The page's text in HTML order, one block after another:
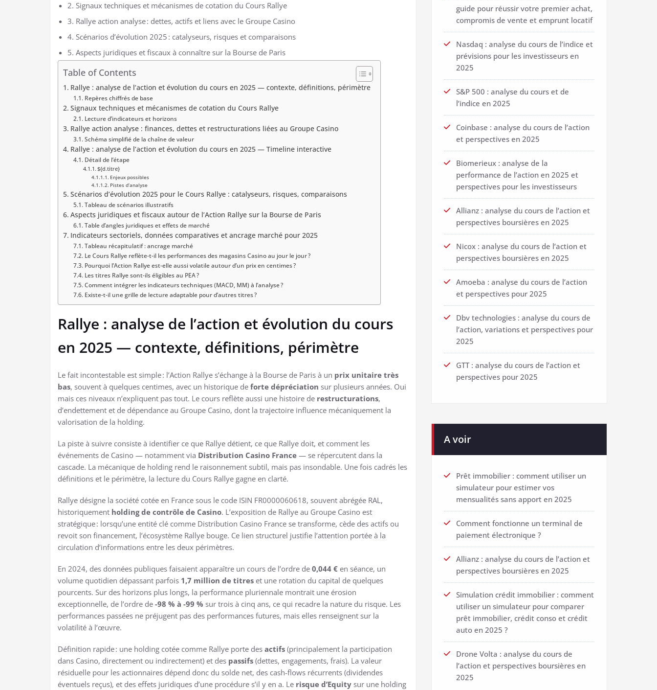
2. Signaux techniques et mécanismes de cotation du Cours Rallye
3. Rallye action analyse : dettes, actifs et liens avec le Groupe Casino
4. Scénarios d’évolution 2025 : catalyseurs, risques et comparaisons
5. Aspects juridiques et fiscaux à connaître sur la Bourse de Paris
Table of Contents
Rallye : analyse de l’action et évolution du cours en 2025 — contexte, définitions, périmètre
Repères chiffrés de base
Signaux techniques et mécanismes de cotation du Cours Rallye
Lecture d’indicateurs et horizons
Rallye action analyse : finances, dettes et restructurations liées au Groupe Casino
Schéma simplifié de la chaîne de valeur
Rallye : analyse de l’action et évolution du cours en 2025 — Timeline interactive
Détail de l’étape
${d.titre}
Enjeux possibles
Pistes d’analyse
Scénarios d’évolution 2025 pour le Cours Rallye : catalyseurs, risques, comparaisons
Tableau de scénarios illustratifs
Aspects juridiques et fiscaux autour de l’Action Rallye sur la Bourse de Paris
Table d’angles juridiques et effets de marché
Indicateurs sectoriels, données comparatives et ancrage marché pour 2025
Tableau récapitulatif : ancrage marché
Le Cours Rallye reflète-t-il les performances des magasins Casino au jour le jour ?
Pourquoi l’Action Rallye est-elle aussi volatile autour d’un prix en centimes ?
Les titres Rallye sont-ils éligibles au PEA ?
Comment intégrer les indicateurs techniques (MACD, MM) à l’analyse ?
Existe-t-il une grille de lecture adaptable pour d’autres titres ?
Rallye : analyse de l’action et évolution du cours
en 2025 — contexte, définitions, périmètre
Le fait incontestable est simple : l’Action Rallye s’échange à la Bourse de Paris à un prix unitaire très
bas, souvent à quelques centimes, avec un historique de forte dépréciation sur plusieurs années. Oui
mais ces niveaux n’expliquent pas tout. Le cours reflète aussi une histoire de restructurations,
d’endettement et de dépendance au Groupe Casino, dont la trajectoire influence mécaniquement la
valorisation de la holding.
La piste à suivre consiste à identifier ce que Rallye détient, ce que Rallye doit, et comment les
événements de Casino — notamment via Distribution Casino France — se répercutent dans la
cascade. La mécanique de holding rend le raisonnement subtil, mais pas insondable. Une fois cadrés les
définitions et le périmètre, la lecture du Cours Rallye gagne en clarté.
Rallye désigne la société cotée en France sous le code ISIN FR0000060618, souvent abrégée RAL,
historiquement holding de contrôle de Casino. L’exposition de Rallye au Groupe Casino est
stratégique : lorsqu’une entité clé comme Distribution Casino France se transforme, cède des actifs ou
revoit son financement, l’écosystème Rallye bouge. Ce lien structurel justifie l’attention portée à la
circulation d’informations entre les deux périmètres.
En 2024, des données publiques faisaient apparaître un cours de l’ordre de 0,044 € en séance, un
volume quotidien dépassant parfois 1,7 million de titres et une rotation du capital de quelques
pourcents. Sur des horizons plus longs, la performance pluriennale montrait une érosion
exceptionnelle, de l’ordre de -98 % à -99 % sur trois à cinq ans, ce qui recadre la nature du risque. Les
performances passées ne préjugent pas des performances futures, mais elles renseignent sur la
volatilité à l’œuvre.
Définition rapide : une holding cotée comme Rallye porte des actifs (principalement la participation
dans Casino, directement ou indirectement) et des passifs (dettes, engagements, frais). La valeur
résiduelle pour les actionnaires dépend donc du solde net, des cash-flows récurrents (dividendes
éventuels reçus), et des effets juridiques d’une procédure s’il y en a. Le risque d’Equity sur une holding
guide pour réussir votre premier achat,
compromis de vente et emprunt locatif
Nasdaq : analyse du cours de l’indice et
prévisions pour les investisseurs en
2025
S&P 500 : analyse du cours et de
l’indice en 2025
Coinbase : analyse du cours de l’action
et perspectives en 2025
Biomerieux : analyse de la
performance de l’action en 2025 et
perspectives pour les investisseurs
Allianz : analyse du cours de l’action et
perspectives boursières en 2025
Nicox : analyse du cours de l’action et
perspectives boursières en 2025
Amoeba : analyse du cours de l’action
et perspectives pour 2025
Dbv technologies : analyse du cours de
l’action, variations et perspectives pour
2025
GTT : analyse du cours de l’action et
perspectives pour 2025
A voir
Prêt immobilier : comment utiliser un
simulateur pour estimer vos
mensualités sans apport en 2025
Comment fonctionne un terminal de
paiement électronique ?
Allianz : analyse du cours de l’action et
perspectives boursières en 2025
Simulation crédit immobilier : comment
utiliser un simulateur pour comparer
prêt immobilier, crédit conso et crédit
auto en 2025 ?
Drone Volta : analyse du cours de
l’action et perspectives boursières en
2025